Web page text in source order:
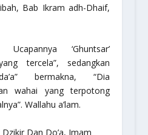
Bab Ikram adh-Dhaif,
Ucapannya‘Ghuntsar’
tercela”, sedangkan
” bermakna, “Dia
wahai yang terpotong
Wallahu a’lam.
Dan Do’a, Imam